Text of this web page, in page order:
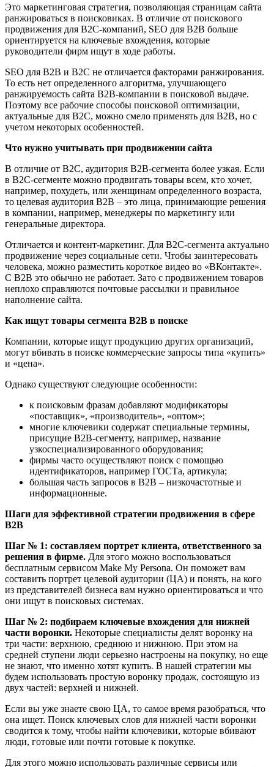
Это маркетинговая стратегия, позволяющая страницам сайта
ранжироваться в поисковиках. В отличие от поискового
продвижения для В2С-компаний, SEO для В2В больше
ориентируется на ключевые вхождения, которые
руководители фирм ищут в ходе работы.
SEO для В2В и В2С не отличается факторами ранжирования.
То есть нет определенного алгоритма, улучшающего
ранжируемость сайта В2В-компании в поисковой выдаче.
Поэтому все рабочие способы поисковой оптимизации,
актуальные для В2С, можно смело применять для В2В, но с
учетом некоторых особенностей.
Что нужно учитывать при продвижении сайта
В отличие от В2С, аудитория В2В-сегмента более узкая. Если
в В2С-сегменте можно продвигать товары всем, кто хочет,
например, похудеть, или женщинам определенного возраста,
то целевая аудитория В2В – это лица, принимающие решения
в компании, например, менеджеры по маркетингу или
генеральные директора.
Отличается и контент-маркетинг. Для В2С-сегмента актуально
продвижение через социальные сети. Чтобы заинтересовать
человека, можно разместить короткое видео во «ВКонтакте».
С В2В это обычно не работает. Зато с продвижением товаров
неплохо справляются почтовые рассылки и правильное
наполнение сайта.
Как ищут товары сегмента В2В в поиске
Компании, которые ищут продукцию других организаций,
могут вбивать в поиске коммерческие запросы типа «купить»
и «цена».
Однако существуют следующие особенности:
к поисковым фразам добавляют модификаторы
«поставщик», «производитель», «оптом»;
многие ключевики содержат специальные термины,
присущие В2В-сегменту, например, название
узкоспециализированного оборудования;
фирмы часто осуществляют поиск с помощью
идентификаторов, например ГОСТа, артикула;
большая часть запросов в В2В – низкочастотные и
информационные.
Шаги для эффективной стратегии продвижения в сфере
В2В
Шаг № 1: составляем портрет клиента, ответственного за
решения в фирме. Для этого можно воспользоваться
бесплатным сервисом Make My Persona. Он поможет вам
составить портрет целевой аудитории (ЦА) и понять, на кого
из представителей бизнеса вам нужно ориентироваться и что
они ищут в поисковых системах.
Шаг № 2: подбираем ключевые вхождения для нижней
части воронки. Некоторые специалисты делят воронку на
три части: верхнюю, среднюю и нижнюю. При этом на
средней ступени люди серьезно настроены на покупку, но еще
не знают, что именно хотят купить. В нашей стратегии мы
будем использовать простую воронку продаж, состоящую из
двух частей: верхней и нижней.
Если вы уже знаете свою ЦА, то самое время разобраться, что
она ищет. Поиск ключевых слов для нижней части воронки
сводится к тому, чтобы найти ключевики, которые вбивают
люди, готовые или почти готовые к покупке.
Для этого можно использовать различные сервисы или